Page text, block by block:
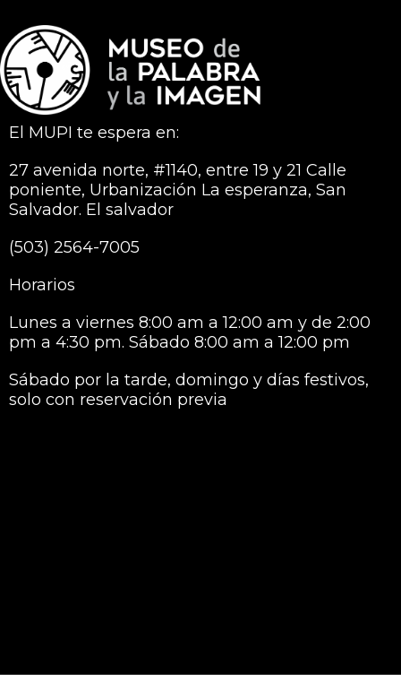
El MUPI te espera en:
27 avenida norte, #1140, entre 19 y 21 Calle
poniente, Urbanización La esperanza, San
Salvador. El salvador
(503) 2564-7005
Horarios
Lunes a viernes 8:00 am a 12:00 am y de 2:00
pm a 4:30 pm. Sábado 8:00 am a 12:00 pm
Sábado por la tarde, domingo y días festivos,
solo con reservación previa